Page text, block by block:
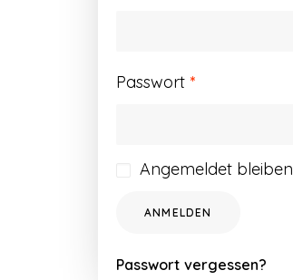
Passwort *Erforderlich
Angemeldet bleiben
ANMELDEN
Passwort vergessen?